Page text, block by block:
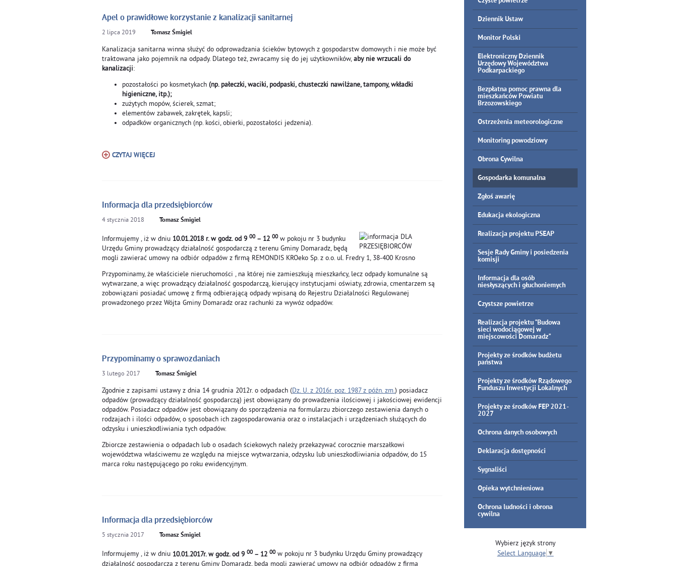
Apel o prawidłowe korzystanie z kanalizacji sanitarnej
2 lipca 2019 Tomasz Śmigiel
Kanalizacja sanitarna winna służyć do odprowadzania ścieków bytowych z gospodarstw domowych i nie może być
traktowana jako pojemnik na odpady. Dlatego też, zwracamy się do jej użytkowników,aby nie wrzucali do
kanalizacji:
pozostałości po kosmetykach (np. pałeczki, waciki, podpaski, chusteczki nawilżane, tampony, wkładki
higieniczne, itp.);
zużytych mopów, ścierek, szmat;
elementów zabawek, zakrętek, kapsli;
odpadków organicznych (np. kości, obierki, pozostałości jedzenia).
CZYTAJ WIĘCEJ
Informacja dla przedsiębiorców
4 stycznia 2018 Tomasz Śmigiel
Informujemy , iż w dniu 10.01.2018 r. w godz. od 9 00 – 12 00w pokoju nr 3 budynku
Urzędu Gminy prowadzący działalność gospodarczą z terenu Gminy Domaradz, będą
mogli zawierać umowy na odbiór odpadów z firmą REMONDIS KROeko Sp. z o.o. ul. Fredry 1, 38-400 Krosno
Przypominamy, że właściciele nieruchomości , na której nie zamieszkują mieszkańcy, lecz odpady komunalne są
wytwarzane, a więc prowadzący działalność gospodarczą, kierujący instytucjami oświaty, zdrowia, cmentarzem są
zobowiązani posiadać umowę z firmą odbierającą odpady wpisaną do Rejestru Działalności Regulowanej
prowadzonego przez Wójta Gminy Domaradz oraz rachunki za wywóz odpadów.
Przypominamy o sprawozdaniach
3 lutego 2017 Tomasz Śmigiel
Zgodnie z zapisami ustawy z dnia 14 grudnia 2012r. o odpadach (Dz. U. z 2016r. poz. 1987 z późn. zm.) posiadacz
odpadów (prowadzący działalność gospodarczą) jest obowiązany do prowadzenia ilościowej i jakościowej ewidencji
odpadów. Posiadacz odpadów jest obowiązany do sporządzenia na formularzu zbiorczego zestawienia danych o
rodzajach i ilości odpadów, o sposobach ich zagospodarowania oraz o instalacjach i urządzeniach służących do
odzysku i unieszkodliwiania tych odpadów.
Zbiorcze zestawienia o odpadach lub o osadach ściekowych należy przekazywać corocznie marszałkowi
województwa właściwemu ze względu na miejsce wytwarzania, odzysku lub unieszkodliwiania odpadów, do 15
marca roku następującego po roku ewidencyjnym.
Informacja dla przedsiębiorców
5 stycznia 2017 Tomasz Śmigiel
Informujemy , iż w dniu 10.01.2017r. w godz. od 9 00 – 12 00w pokoju nr 3 budynku Urzędu Gminy prowadzący
działalność gospodarczą z terenu Gminy Domaradz, będą mogli zawierać umowy na odbiór odpadów z firmą
Dziennik Ustaw
Monitor Polski
Elektroniczny Dziennik
Urzędowy Województwa
Podkarpackiego
Bezpłatna pomoc prawna dla
mieszkańców Powiatu
Brzozowskiego
Ostrzeżenia meteorologiczne
Monitoring powodziowy
Obrona Cywilna
Gospodarka komunalna
Zgłoś awarię
Edukacja ekologiczna
Realizacja projektu PSEAP
Sesje Rady Gminy i posiedzenia
komisji
Informacja dla osób
niesłyszących i głuchoniemych
Czystsze powietrze
Realizacja projektu "Budowa
sieci wodociągowej w
miejscowości Domaradz"
Projekty ze środków budżetu
państwa
Projekty ze środków Rządowego
Funduszu Inwestycji Lokalnych
Projekty ze środków FEP 2021-
2027
Ochrona danych osobowych
Deklaracja dostępności
Sygnaliści
Opieka wytchnieniowa
Ochrona ludności i obrona
cywilna
Wybierz język strony
Select Language ▼